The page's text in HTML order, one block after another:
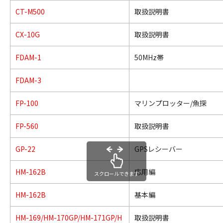
CT-M500 取扱説明書
CX-10G 取扱説明書
FDAM-1 50MHz帯
FDAM-3
FP-100 マリンプロッター/魚探
FP-560 取扱説明書
GP-22 GPSレシーバー
HM-162B 応用編
HM-162B 基本編
HM-169/HM-170GP/HM-171GP/H
取扱説明書
スクロールできます